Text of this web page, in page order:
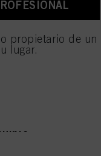
propietario de un
lugar.
todos los fines antes